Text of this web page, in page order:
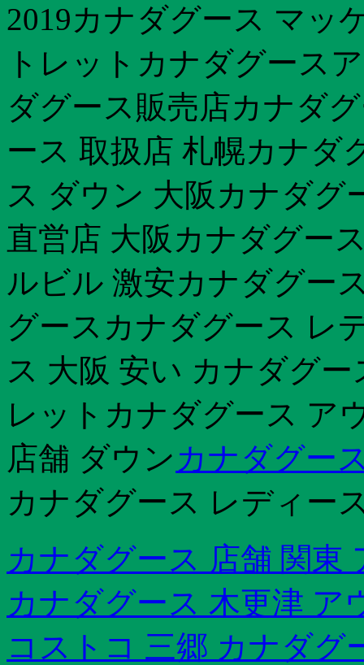
2019カナダグース マッ
トレットカナダグース
ダグース販売店カナダ
ース 取扱店 札幌カナダ
ス ダウン 大阪カナダグ
直営店 大阪カナダグー
ルビル 激安カナダグー
グースカナダグース レ
ス 大阪 安い カナダグ
レットカナダグース ア
店舗 ダウン カナダグー
カナダグース レディー
カナダグース 店舗 関東
カナダグース 木更津 ア
コストコ 三郷 カナダグ